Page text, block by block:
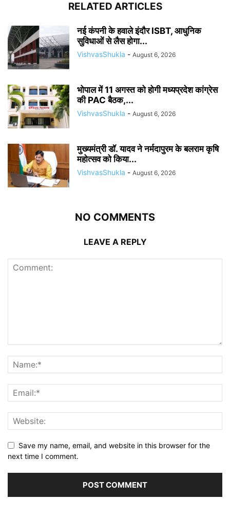
RELATED ARTICLES
नई कंपनी के हवाले इंदौर ISBT, आधुनिक
सुविधाओं से लैस होगा...
VishvasShukla - August 6, 2026
भोपाल में 11 अगस्त को होगी मध्यप्रदेश कांग्रेस
की PAC बैठक,...
VishvasShukla - August 6, 2026
मुख्यमंत्री डॉ. यादव ने नर्मदापुरम के बलराम कृषि
महोत्सव को किया...
VishvasShukla - August 6, 2026
NO COMMENTS
LEAVE A REPLY
Save my name, email, and website in this browser for the
next time I comment.